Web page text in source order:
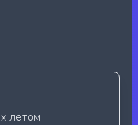
летом